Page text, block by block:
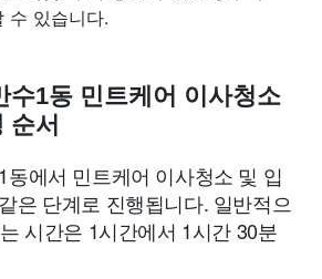
수 있습니다.
수1동 민트케어 이사청소
순서
동에서 민트케어 이사청소 및 입
은 단계로 진행됩니다. 일반적으
시간은 1시간에서 1시간 30분